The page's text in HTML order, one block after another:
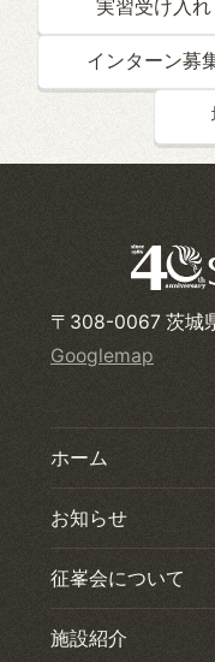
実習受け入れ
インターン募
〒308-0067 茨城
Googlemap
ホーム
お知らせ
征峯会について
施設紹介